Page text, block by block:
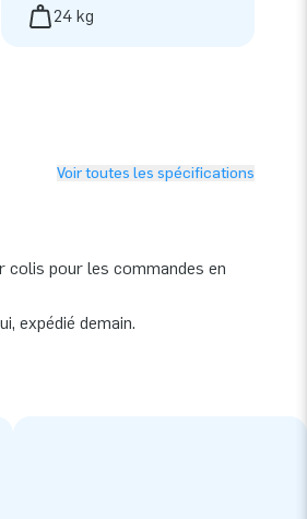
24 kg
Voir toutes les spécifications
pour les commandes en
expédié demain.